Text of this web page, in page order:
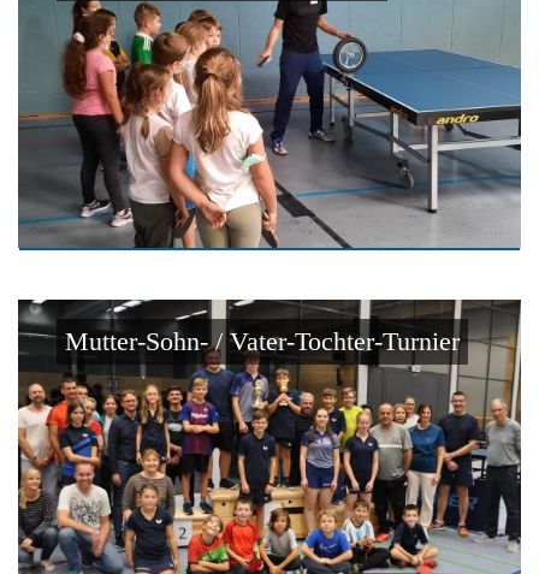
Mutter-Sohn- / Vater-Tochter-Turnier